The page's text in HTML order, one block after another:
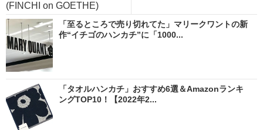
(FINCHI on GOETHE)
「至るところで売り切れてた」マリークワントの新
作“イチゴのハンカチ”に「1000...
「タオルハンカチ」おすすめ6選＆Amazonランキ
ングTOP10！【2022年2...